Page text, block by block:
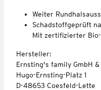
Weiter
Schadstoffgeprüft
Mit zertifizierter
Hersteller:
Ernsting's family GmbH &
Hugo-Ernsting-Platz 1
D-48653 Coesfeld-Lette